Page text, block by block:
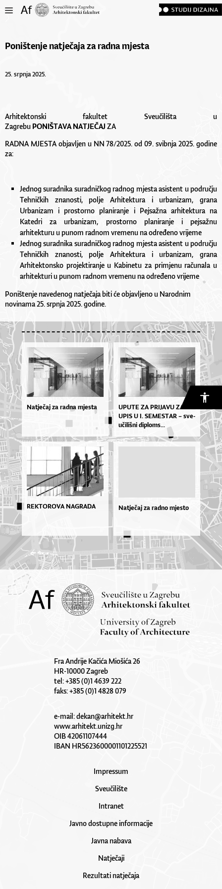
Poništenje natječaja za radna mjesta
25. srpnja 2025.
Arhitektonski fakultet Sveučilišta u
Zagrebu PONIŠTAVA NATJEČAJ ZA
RADNA MJESTA objavljen u NN 78/2025. od 09. svibnja 2025. godine
za:
Jednog suradnika suradničkog radnog mjesta asistent u području
Tehničkih znanosti, polje Arhitektura i urbanizam, grana
Urbanizam i prostorno planiranje i Pejsažna arhitektura na
Katedri za urbanizam, prostorno planiranje i pejsažnu
arhitekturu u punom radnom vremenu na određeno vrijeme
Jednog suradnika suradničkog radnog mjesta asistent u području
Tehničkih znanosti, polje Arhitektura i urbanizam, grana
Arhitektonsko projektiranje u Kabinetu za primjenu računala u
arhitekturi u punom radnom vremenu na određeno vrijeme
Poništenje navedenog natječaja biti će objavljeno u Narodnim
novinama 25. srpnja 2025. godine.
Natječaj za radna mjesta
UPU­TE ZA PRI­JA­VU ZA
UPIS U I. SE­MES­TAR – sve­
u­či­liš­ni di­plo­ms...
REKTOROVA NAGRADA Natječaj za radno mjesto
Fra Andrije Kačića Miošića 26
HR-10000 Zagreb
tel: +385 (0)1 4639 222
faks: +385 (0)1 4828 079
e-mail:dekan@arhitekt.hr
www.arhitekt.unizg.hr
OIB 42061107444
IBAN HR5623600001101225521
Impressum
Sveučilište
Intranet
Javno dostupne informacije
Javna nabava
Natječaji
Rezultati natječaja